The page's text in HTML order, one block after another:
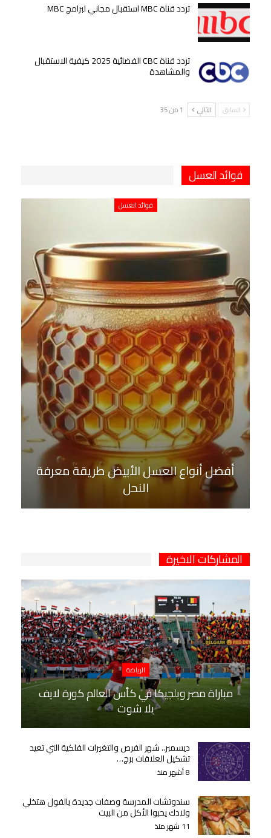
تردد قناة MBC استقبال مجاني لبرامج MBC
تردد قناة CBC الفضائية 2025 كيفية الاستقبال
والمشاهدة
السابق التالي 1 من 35
فوائد العسل
فوائد العسل
أفضل أنواع العسل الأبيض طريقة معرفة
النحل
المشاركات الاخيرة
الرياضة
مباراة مصر وبلجيكا في كأس العالم كورة لايف
يلا شوت
ديسمبر.. شهر الفرص والتغيرات الفلكية التي تعيد
تشكيل العلاقات برج…
8 أشهر منذ
سندوتشات المدرسة وصفات جديدة بالفول هتخلي
ولادك يحبوا الأكل من البيت
11 شهر منذ